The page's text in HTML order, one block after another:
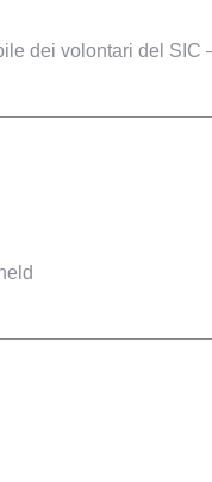
dei volontari del SIC